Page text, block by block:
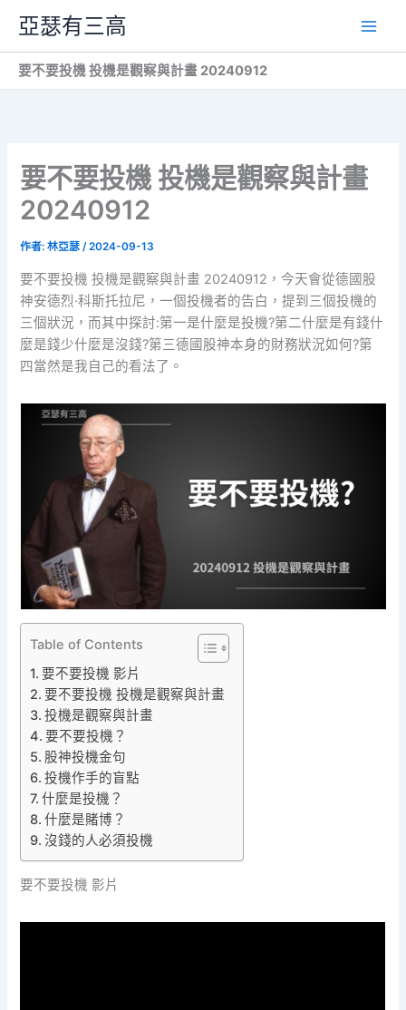
主
亞瑟有三高
要不要投機 投機是觀察與計畫 20240912
要不要投機 投機是觀察與計畫
20240912
作者:林亞瑟/2024-09-13
要不要投機 投機是觀察與計畫 20240912，今天會從德國股
神安德烈·科斯托拉尼，一個投機者的告白，提到三個投機的
三個狀況，而其中探討:第一是什麼是投機?第二什麼是有錢什
麼是錢少什麼是沒錢?第三德國股神本身的財務狀況如何?第
四當然是我自己的看法了。
Table of Contents
要不要投機 影片
要不要投機 投機是觀察與計畫
投機是觀察與計畫
要不要投機？
股神投機金句
投機作手的盲點
什麼是投機？
什麼是賭博？
沒錢的人必須投機
要不要投機 影片